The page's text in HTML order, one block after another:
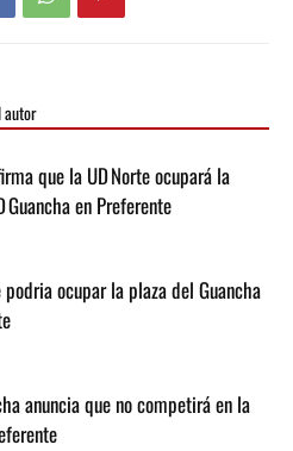
autor
que la UD Norte ocupará la
Guancha en Preferente
podria ocupar la plaza del Guancha
anuncia que no competirá en la